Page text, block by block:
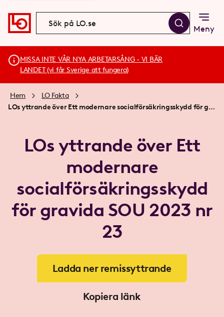
Meny
MISSA INTE VÅR NYA ARBETARSÅNG - VI BÄR
LANDET (vi får Sverige att fungera)
Hem
LO Fakta
LOs yttrande över Ett modernare socialförsäkringsskydd för gravida SOU 2023 nr 23
LOs yttrande över Ett
modernare
socialförsäkringsskydd
för gravida SOU 2023 nr
23
Ladda ner remissyttrande
Kopiera länk